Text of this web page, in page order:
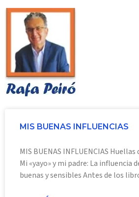
MIS BUENAS INFLUENCIAS
MIS BUENAS INFLUENCIAS
Mi «yayo» y mi padre: La influencia
buenas y sensibles Antes de los